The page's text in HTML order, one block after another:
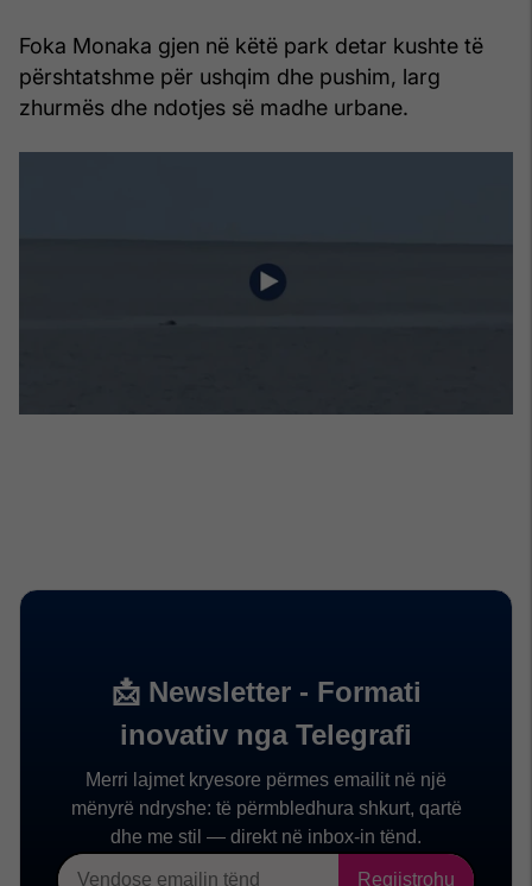
Foka Monaka gjen në këtë park detar kushte të
përshtatshme për ushqim dhe pushim, larg
zhurmës dhe ndotjes së madhe urbane.